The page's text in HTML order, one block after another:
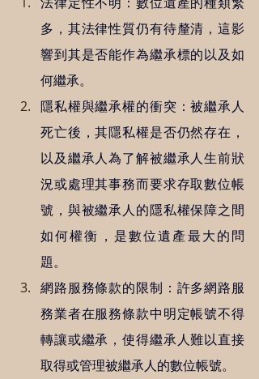
多，其法律性質仍有待釐清，這影
響到其是否能作為繼承標的以及如
何繼承。
隱私權與繼承權的衝突：被繼承人
死亡後，其隱私權是否仍然存在，
以及繼承人為了解被繼承人生前狀
況或處理其事務而要求存取數位帳
號，與被繼承人的隱私權保障之間
如何權衡，是數位遺產最大的問
題。
網路服務條款的限制：許多網路服
務業者在服務條款中明定帳號不得
轉讓或繼承，使得繼承人難以直接
取得或管理被繼承人的數位帳號。